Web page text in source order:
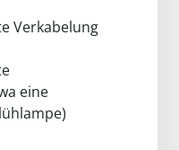
Verkabelung
eine